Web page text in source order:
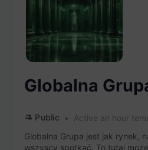
Globalna
Public
Active an hour
Globalna Grupa jest jak rynek,
wszyscy spotkać. To tutaj